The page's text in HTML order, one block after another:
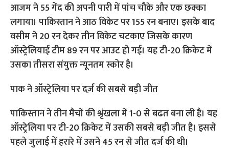
आजम ने 55 गेंद की अपनी पारी में पांच चौके और एक छक्का
लगाया। पाकिस्तान ने आठ विकेट पर 155 रन बनाए। इसके बाद
वसीम ने 20 रन देकर तीन विकेट चटकाए जिसके कारण
ऑस्ट्रेलियाई टीम 89 रन पर आउट हो गई। यह टी-20 क्रिकेट में
उसका तीसरा संयुक्त न्यूनतम स्कोर है।
पाक ने ऑस्ट्रेलिया पर दर्ज़ की सबसे बड़ी जीत
पाकिस्तान ने तीन मैचों की श्रृंखला में 1-0 से बढत बना ली है। यह
ऑस्ट्रेलिया पर टी-20 क्रिकेट में उसकी सबसे बड़ी जीत है। इससे
पहले जुलाई में हरारे में उसने 45 रन से जीत दर्ज की थी।